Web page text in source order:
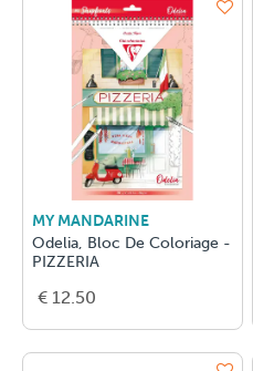
MY MANDARINE
Odelia, Bloc De Coloriage -
PIZZERIA
€ 12.50